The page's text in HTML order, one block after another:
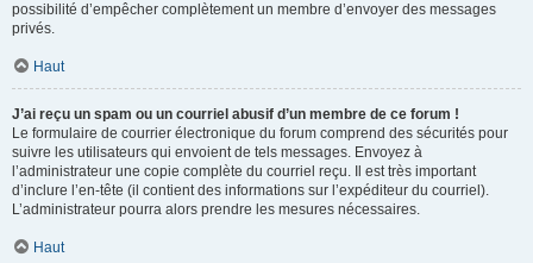
possibilité d’empêcher complètement un membre d’envoyer des messages
privés.
Haut
J’ai reçu un spam ou un courriel abusif d’un membre de ce forum !
Le formulaire de courrier électronique du forum comprend des sécurités pour
suivre les utilisateurs qui envoient de tels messages. Envoyez à
l’administrateur une copie complète du courriel reçu. Il est très important
d’inclure l’en-tête (il contient des informations sur l’expéditeur du courriel).
L’administrateur pourra alors prendre les mesures nécessaires.
Haut